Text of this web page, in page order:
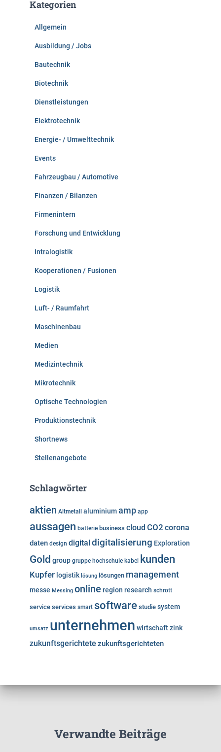
n
Kategorien
Allgemein
Ausbildung / Jobs
Bautechnik
Biotechnik
Dienstleistungen
Elektrotechnik
Energie- / Umwelttechnik
Events
Fahrzeugbau / Automotive
Finanzen / Bilanzen
Firmenintern
Forschung und Entwicklung
Intralogistik
Kooperationen / Fusionen
Logistik
Luft- / Raumfahrt
Maschinenbau
Medien
Medizintechnik
Mikrotechnik
Optische Technologien
Produktionstechnik
Shortnews
Stellenangebote
Schlagwörter
aktien Altmetall aluminiumamp app
aussagen batterie business cloud CO2 corona
daten design digital digitalisierung Exploration
Gold group gruppe hochschule kabel kunden
Kupfer logistik lösung lösungen management
messe Messing online region research schrott
service services smart software studie system
umsatz unternehmen wirtschaftzink
zukunftsgerichtete zukunftsgerichteten
Verwandte Beiträge